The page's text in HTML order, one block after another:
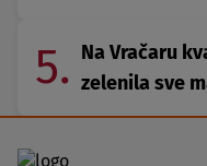
5. Na Vračaru
zelenila sve